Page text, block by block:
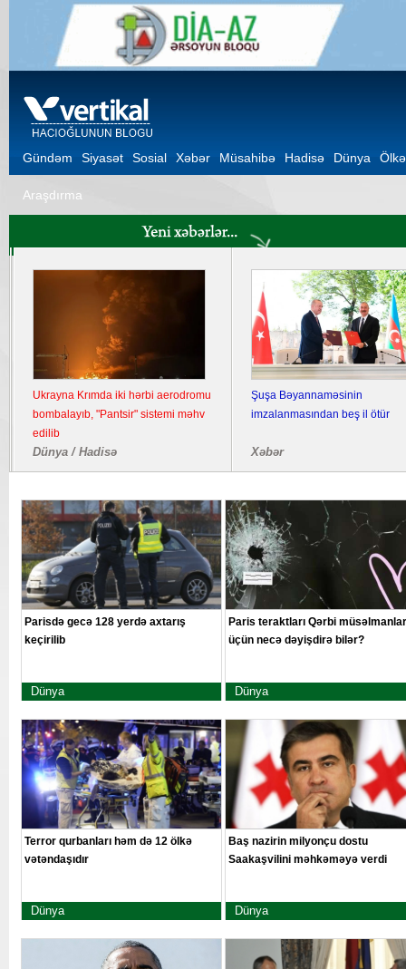
Gündəm Siyasət Sosial Xəbər Müsahibə Hadisə Dünya Ölkə
Araşdırma
Ukrayna Krımda iki hərbi aerodromu
bombalayıb, "Pantsir" sistemi məhv
edilib
Dünya / Hadisə
Şuşa Bəyannaməsinin
imzalanmasından beş il ötür
Xəbər
Parisdə gecə 128 yerdə axtarış
keçirilib
Dünya
Paris teraktları Qərbi müsəlmanlar
üçün necə dəyişdirə bilər?
Dünya
Terror qurbanları həm də 12 ölkə
vətəndaşıdır
Dünya
Baş nazirin milyonçu dostu
Saakaşvilini məhkəməyə verdi
Dünya